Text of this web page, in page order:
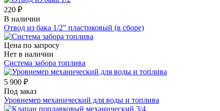
220 ₽
В наличии
Отвод из бака 1/2" пластиковый (в сборе)
Цена по запросу
Нет в наличии
Система забора топлива
5 900 ₽
Под заказ
Уровнемер механический для воды и топлива